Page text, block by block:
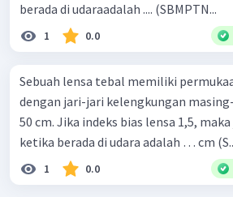
berada di udaraadalah .... (SBMPTN...
1 0.0
Sebuah lensa tebal memiliki
dengan jari-jari kelengkungan
50 cm. Jika indeks bias lensa 1,5,
ketika berada di udara
1 0.0